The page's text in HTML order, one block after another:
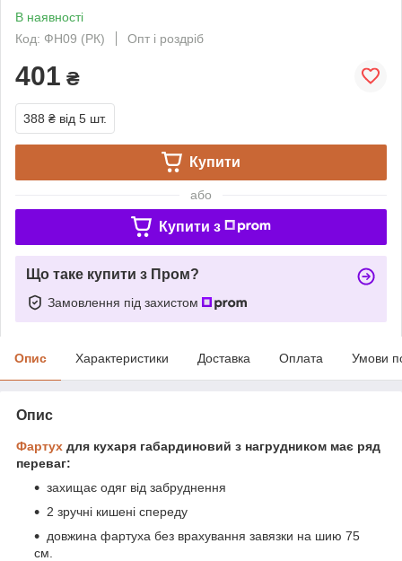
В наявності
Код: ФН09 (РК)
Опт і роздріб
401 ₴
388 ₴ від 5 шт.
Купити
або
Купити з
Що таке купити з Пром?
Замовлення під захистом
Опис Характеристики Доставка Оплата Умови
Опис
Фартух для кухаря габардиновий з нагрудником має ряд
переваг:
захищає одяг від забруднення
2 зручні кишені спереду
довжина фартуха без врахування завязки на шию 75
см.